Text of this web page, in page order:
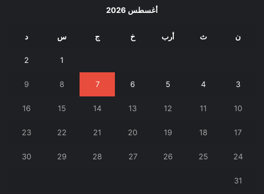
أغسطس 2026
ن ث أرب خ ج س د
1
2
3
4
5
6
7
8
9
10
11
12
13
14
15
16
17
18
19
20
21
22
23
24
25
26
27
28
29
30
31